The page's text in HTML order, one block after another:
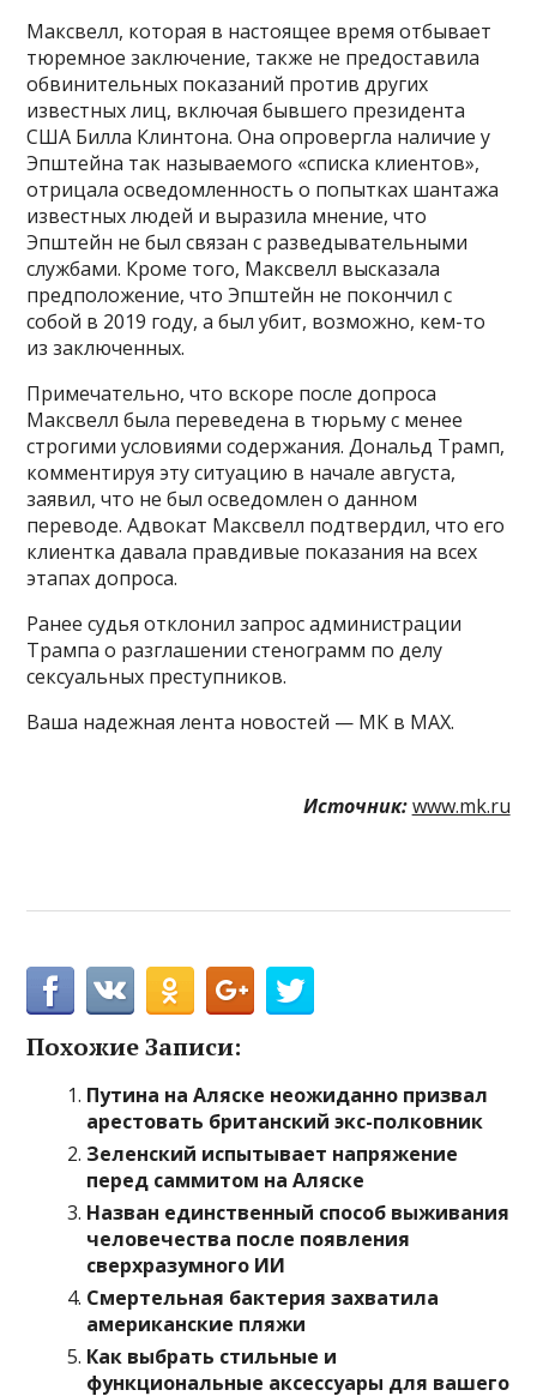
Максвелл, которая в настоящее время отбывает
тюремное заключение, также не предоставила
обвинительных показаний против других
известных лиц, включая бывшего президента
США Билла Клинтона. Она опровергла наличие у
Эпштейна так называемого «списка клиентов»,
отрицала осведомленность о попытках шантажа
известных людей и выразила мнение, что
Эпштейн не был связан с разведывательными
службами. Кроме того, Максвелл высказала
предположение, что Эпштейн не покончил с
собой в 2019 году, а был убит, возможно, кем-то
из заключенных.
Примечательно, что вскоре после допроса
Максвелл была переведена в тюрьму с менее
строгими условиями содержания. Дональд Трамп,
комментируя эту ситуацию в начале августа,
заявил, что не был осведомлен о данном
переводе. Адвокат Максвелл подтвердил, что его
клиентка давала правдивые показания на всех
этапах допроса.
Ранее судья отклонил запрос администрации
Трампа о разглашении стенограмм по делу
сексуальных преступников.
Ваша надежная лента новостей — МК в MAX.
Источник: www.mk.ru
Похожие Записи:
Путина на Аляске неожиданно призвал
арестовать британский экс-полковник
Зеленский испытывает напряжение
перед саммитом на Аляске
Назван единственный способ выживания
человечества после появления
сверхразумного ИИ
Смертельная бактерия захватила
американские пляжи
Как выбрать стильные и
функциональные аксессуары для вашего